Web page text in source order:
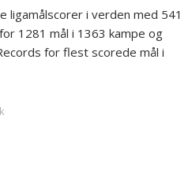
ligamålscorer i verden med 541
1281 mål i 1363 kampe og
for flest scorede mål i